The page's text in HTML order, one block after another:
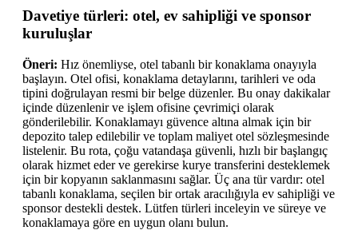
Davetiye türleri: otel, ev sahipliği ve sponsor
kuruluşlar
Öneri: Hız önemliyse, otel tabanlı bir konaklama onayıyla
başlayın. Otel ofisi, konaklama detaylarını, tarihleri ve oda
tipini doğrulayan resmi bir belge düzenler. Bu onay dakikalar
içinde düzenlenir ve işlem ofisine çevrimiçi olarak
gönderilebilir. Konaklamayı güvence altına almak için bir
depozito talep edilebilir ve toplam maliyet otel sözleşmesinde
listelenir. Bu rota, çoğu vatandaşa güvenli, hızlı bir başlangıç
olarak hizmet eder ve gerekirse kurye transferini desteklemek
için bir kopyanın saklanmasını sağlar. Üç ana tür vardır: otel
tabanlı konaklama, seçilen bir ortak aracılığıyla ev sahipliği ve
sponsor destekli destek. Lütfen türleri inceleyin ve süreye ve
konaklamaya göre en uygun olanı bulun.